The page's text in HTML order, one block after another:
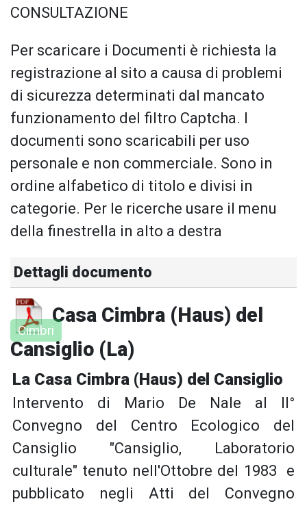
CONSULTAZIONE
Per scaricare i Documenti è richiesta la
registrazione al sito a causa di problemi
di sicurezza determinati dal mancato
funzionamento del filtro Captcha. I
documenti sono scaricabili per uso
personale e non commerciale. Sono in
ordine alfabetico di titolo e divisi in
categorie. Per le ricerche usare il menu
della finestrella in alto a destra
Dettagli documento
Casa Cimbra (Haus) del
Cansiglio (La)
Cimbri
La Casa Cimbra (Haus) del Cansiglio
Intervento di Mario De Nale al II°
Convegno del Centro Ecologico del
Cansiglio "Cansiglio, Laboratorio
culturale" tenuto nell'Ottobre del 1983 e
pubblicato negli Atti del Convegno